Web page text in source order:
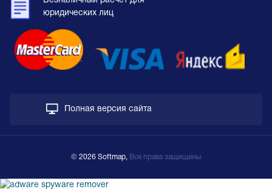
юридических лиц
Полная версия сайта
© 2026 Softmap, Все права защищены